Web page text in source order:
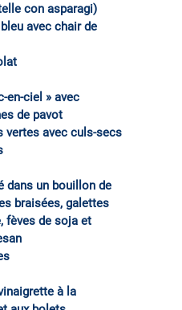
con asparagi)
avec chair de
en-ciel » avec
de pavot
vertes avec culs-secs
dans un bouillon de
braisées, galettes
fèves de soja et
à la